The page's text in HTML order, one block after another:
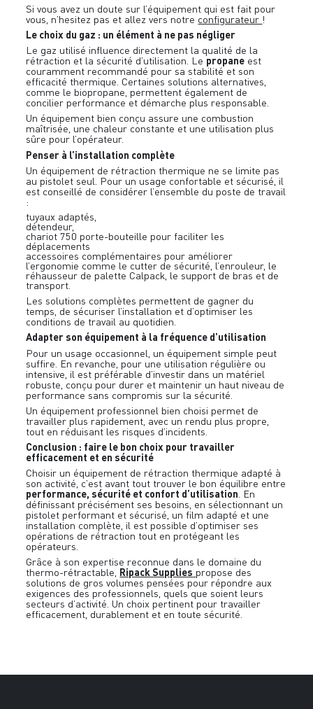
Si vous avez un doute sur l’équipement qui est fait pour
vous, n’hesitez pas et allez vers notre configurateur !
Le choix du gaz : un élément à ne pas négliger
Le gaz utilisé influence directement la qualité de la
rétraction et la sécurité d’utilisation. Le propane est
couramment recommandé pour sa stabilité et son
efficacité thermique. Certaines solutions alternatives,
comme le biopropane, permettent également de
concilier performance et démarche plus responsable.
Un équipement bien conçu assure une combustion
maîtrisée, une chaleur constante et une utilisation plus
sûre pour l’opérateur.
Penser à l’installation complète
Un équipement de rétraction thermique ne se limite pas
au pistolet seul. Pour un usage confortable et sécurisé, il
est conseillé de considérer l’ensemble du poste de travail
:
tuyaux adaptés,
détendeur,
chariot 750porte-bouteille pour faciliter les
déplacements
accessoires complémentaires pour améliorer
l’ergonomie comme le cutter de sécurité ,l’enrouleur, le
réhausseur de paletteCalpack ,le support de bras et de
transport
Les solutions complètes permettent de gagner du
temps, de sécuriser l’installation et d’optimiser les
conditions de travail au quotidien.
Adapter son équipement à la fréquence d’utilisation
Pour un usage occasionnel, un équipement simple peut
suffire. En revanche, pour une utilisation régulière ou
intensive, il est préférable d’investir dans un matériel
robuste, conçu pour durer et maintenir un haut niveau de
performance sans compromis sur la sécurité.
Un équipement professionnel bien choisi permet de
travailler plus rapidement, avec un rendu plus propre,
tout en réduisant les risques d’incidents.
Conclusion : faire le bon choix pour travailler
efficacement et en sécurité
Choisir un équipement de rétraction thermique adapté à
son activité, c’est avant tout trouver le bon équilibre entre
performance, sécurité et confort d’utilisation . En
définissant précisément ses besoins, en sélectionnant un
pistolet performant et sécurisé, un film adapté et une
installation complète, il est possible d’optimiser ses
opérations de rétraction tout en protégeant les
opérateurs.
Grâce à son expertise reconnue dans le domaine du
thermo-rétractable, Ripack Supplies propose des
solutions de gros volumes pensées pour répondre aux
exigences des professionnels, quels que soient leurs
secteurs d’activité. Un choix pertinent pour travailler
efficacement, durablement et en toute sécurité.